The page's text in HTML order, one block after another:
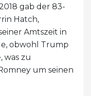
gab der 83-
Hatch,
Amtszeit in
obwohl Trump
was zu
um seinen